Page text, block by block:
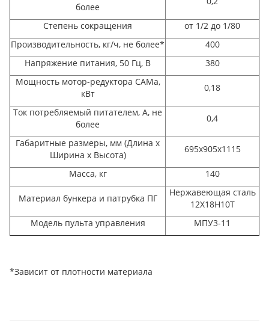
более
Степень сокращения
от 1/2 до 1/80
Производительность, кг/ч, не более*
400
Напряжение питания, 50 Гц, В
380
Мощность мотор-редуктора САМа,
кВт
0,18
Ток потребляемый питателем, А, не
более
0,4
Габаритные размеры, мм (Длина х
Ширина х Высота)
695х905х1115
Масса, кг 140
Материал бункера и патрубка ПГ
Нержавеющая сталь
12Х18Н10Т
Модель пульта управления
МПУ3-11
*Зависит от плотности материала